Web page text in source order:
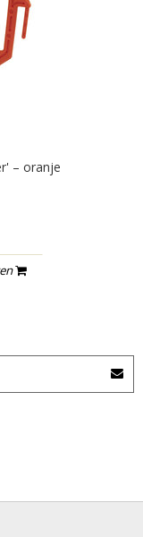
– oranje